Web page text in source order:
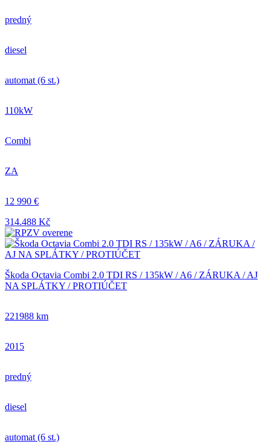
predný
diesel
automat (6 st.)
110kW
Combi
ZA
12 990 €
314.488 Kč
Škoda Octavia Combi 2.0 TDI RS / 135kW / A6 / ZÁRUKA / AJ
NA SPLÁTKY / PROTIÚČET
221988 km
2015
predný
diesel
automat (6 st.)